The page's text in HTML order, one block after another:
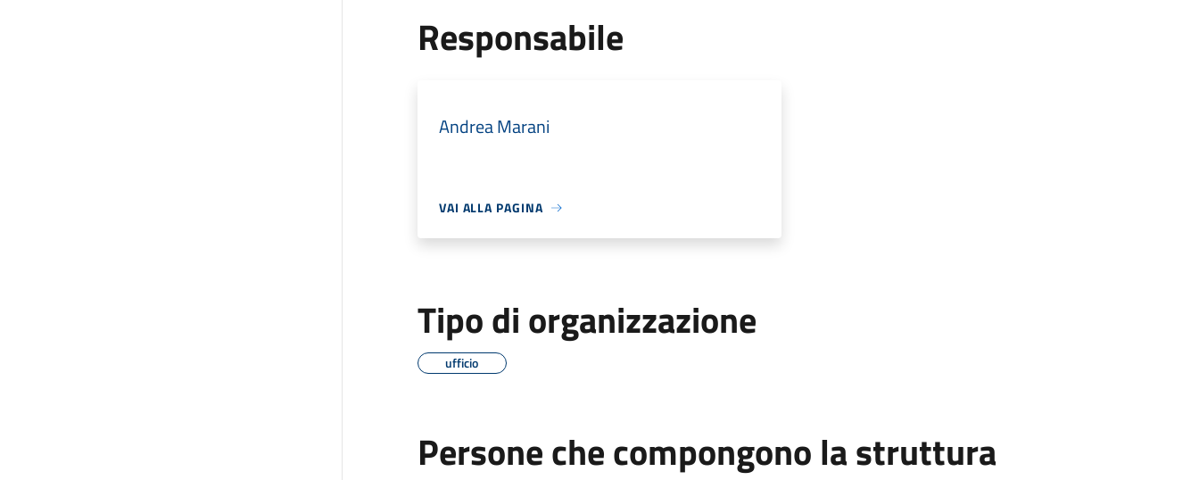
Responsabile
Andrea Marani
VAI ALLA PAGINA
Tipo di organizzazione
ufficio
Persone che compongono la struttura